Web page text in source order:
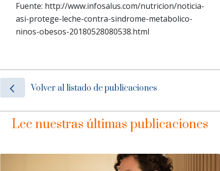
Fuente: http://www.infosalus.com/nutricion/noticia-
asi-protege-leche-contra-sindrome-metabolico-
ninos-obesos-20180528080538.html
Volver al listado de publicaciones
Lee nuestras últimas publicaciones